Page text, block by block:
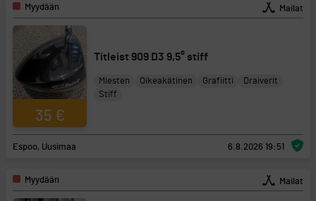
Myydään Mailat
35 €
Titleist 909 D3 9,5° stiff
Miesten Oikeakätinen Grafiitti
Draiverit
Stiff
Espoo, Uusimaa 6.8.2026 19:51
Myydään Mailat